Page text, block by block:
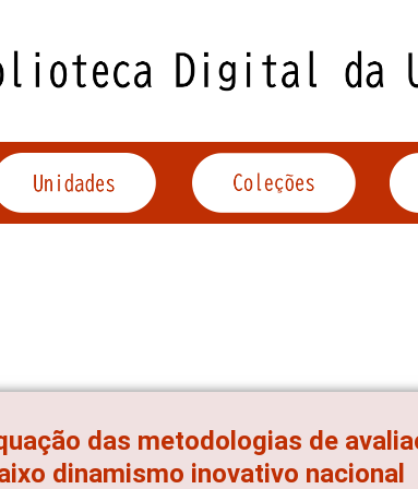
das metodologias de
dinamismo inovativo nacional